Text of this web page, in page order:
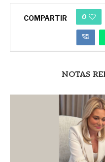
COMPARTIR 0
NOTAS